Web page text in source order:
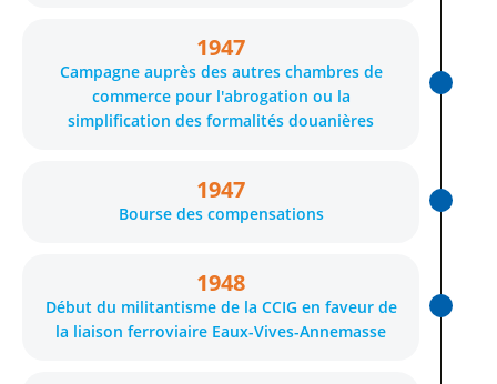
1947
Campagne auprès des autres chambres de
commerce pour l'abrogation ou la
simplification des formalités douanières
1947
Bourse des compensations
1948
Début du militantisme de la CCIG en faveur de
la liaison ferroviaire Eaux-Vives-Annemasse